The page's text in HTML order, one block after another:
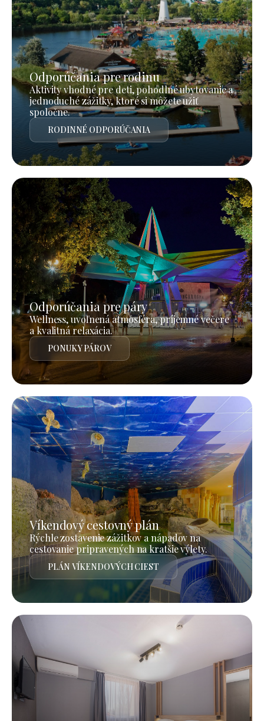
Odporúčania pre rodinu
Aktivity vhodné pre deti, pohodlné ubytovanie a
jednoduché zážitky, ktoré si môžete užiť
spoločne.
RODINNÉ ODPORÚČANIA
Odporúčania pre páry
Wellness, uvoľnená atmosféra, príjemné večere
a kvalitná relaxácia.
PONUKY PÁROV
Víkendový cestovný plán
Rýchle zostavenie zážitkov a nápadov na
cestovanie pripravených na kratšie výlety.
PLÁN VÍKENDOVÝCH CIEST